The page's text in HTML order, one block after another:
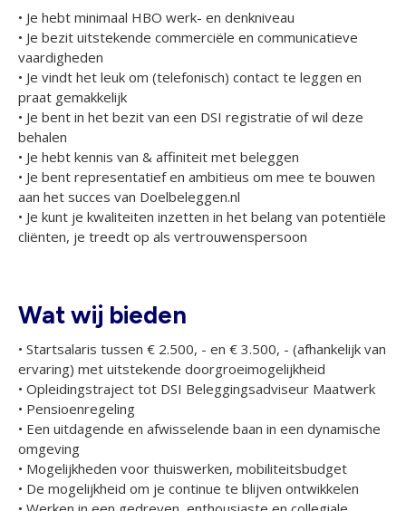
• Je hebt minimaal HBO werk- en denkniveau
• Je bezit uitstekende commerciële en communicatieve
vaardigheden
• Je vindt het leuk om (telefonisch) contact te leggen en
praat gemakkelijk
• Je bent in het bezit van een DSI registratie of wil deze
behalen
• Je hebt kennis van & affiniteit met beleggen
• Je bent representatief en ambitieus om mee te bouwen
aan het succes van Doelbeleggen.nl
• Je kunt je kwaliteiten inzetten in het belang van potentiële
cliënten, je treedt op als vertrouwenspersoon
Wat wij bieden
• Startsalaris tussen € 2.500, - en € 3.500, - (afhankelijk van
ervaring) met uitstekende doorgroeimogelijkheid
• Opleidingstraject tot DSI Beleggingsadviseur Maatwerk
• Pensioenregeling
• Een uitdagende en afwisselende baan in een dynamische
omgeving
• Mogelijkheden voor thuiswerken, mobiliteitsbudget
• De mogelijkheid om je continue te blijven ontwikkelen